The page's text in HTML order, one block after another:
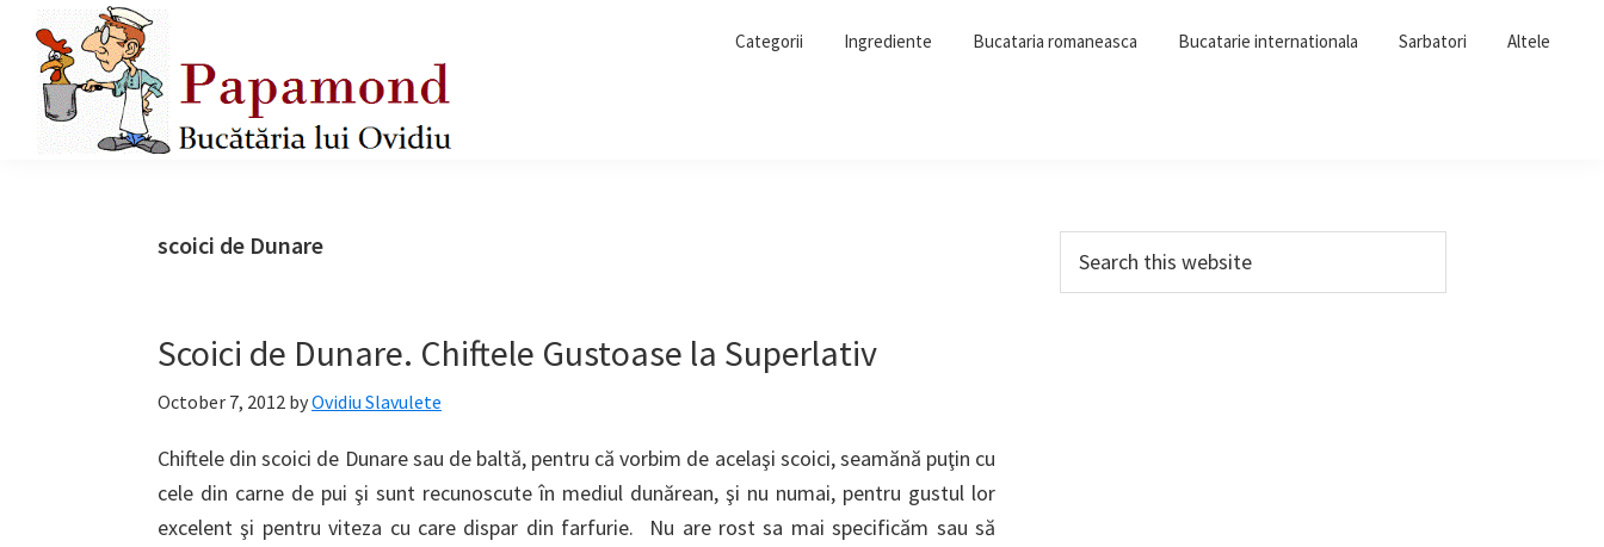
primary
navigation
main
content
primary
sidebar
Categorii Ingrediente Bucataria romaneasca Bucatarie internationala Sarbatori Altele
scoici de Dunare
Scoici de Dunare. Chiftele Gustoase la Superlativ
October 7, 2012 byOvidiu Slavulete
Chiftele din scoici de Dunare sau de baltă, pentru că vorbim de acelaşi scoici, seamănă puţin cu
cele din carne de pui şi sunt recunoscute în mediul dunărean, şi nu numai, pentru gustul lor
excelent şi pentru viteza cu care dispar din farfurie. Nu are rost sa mai specificăm sau să
Primary
Sidebar
this